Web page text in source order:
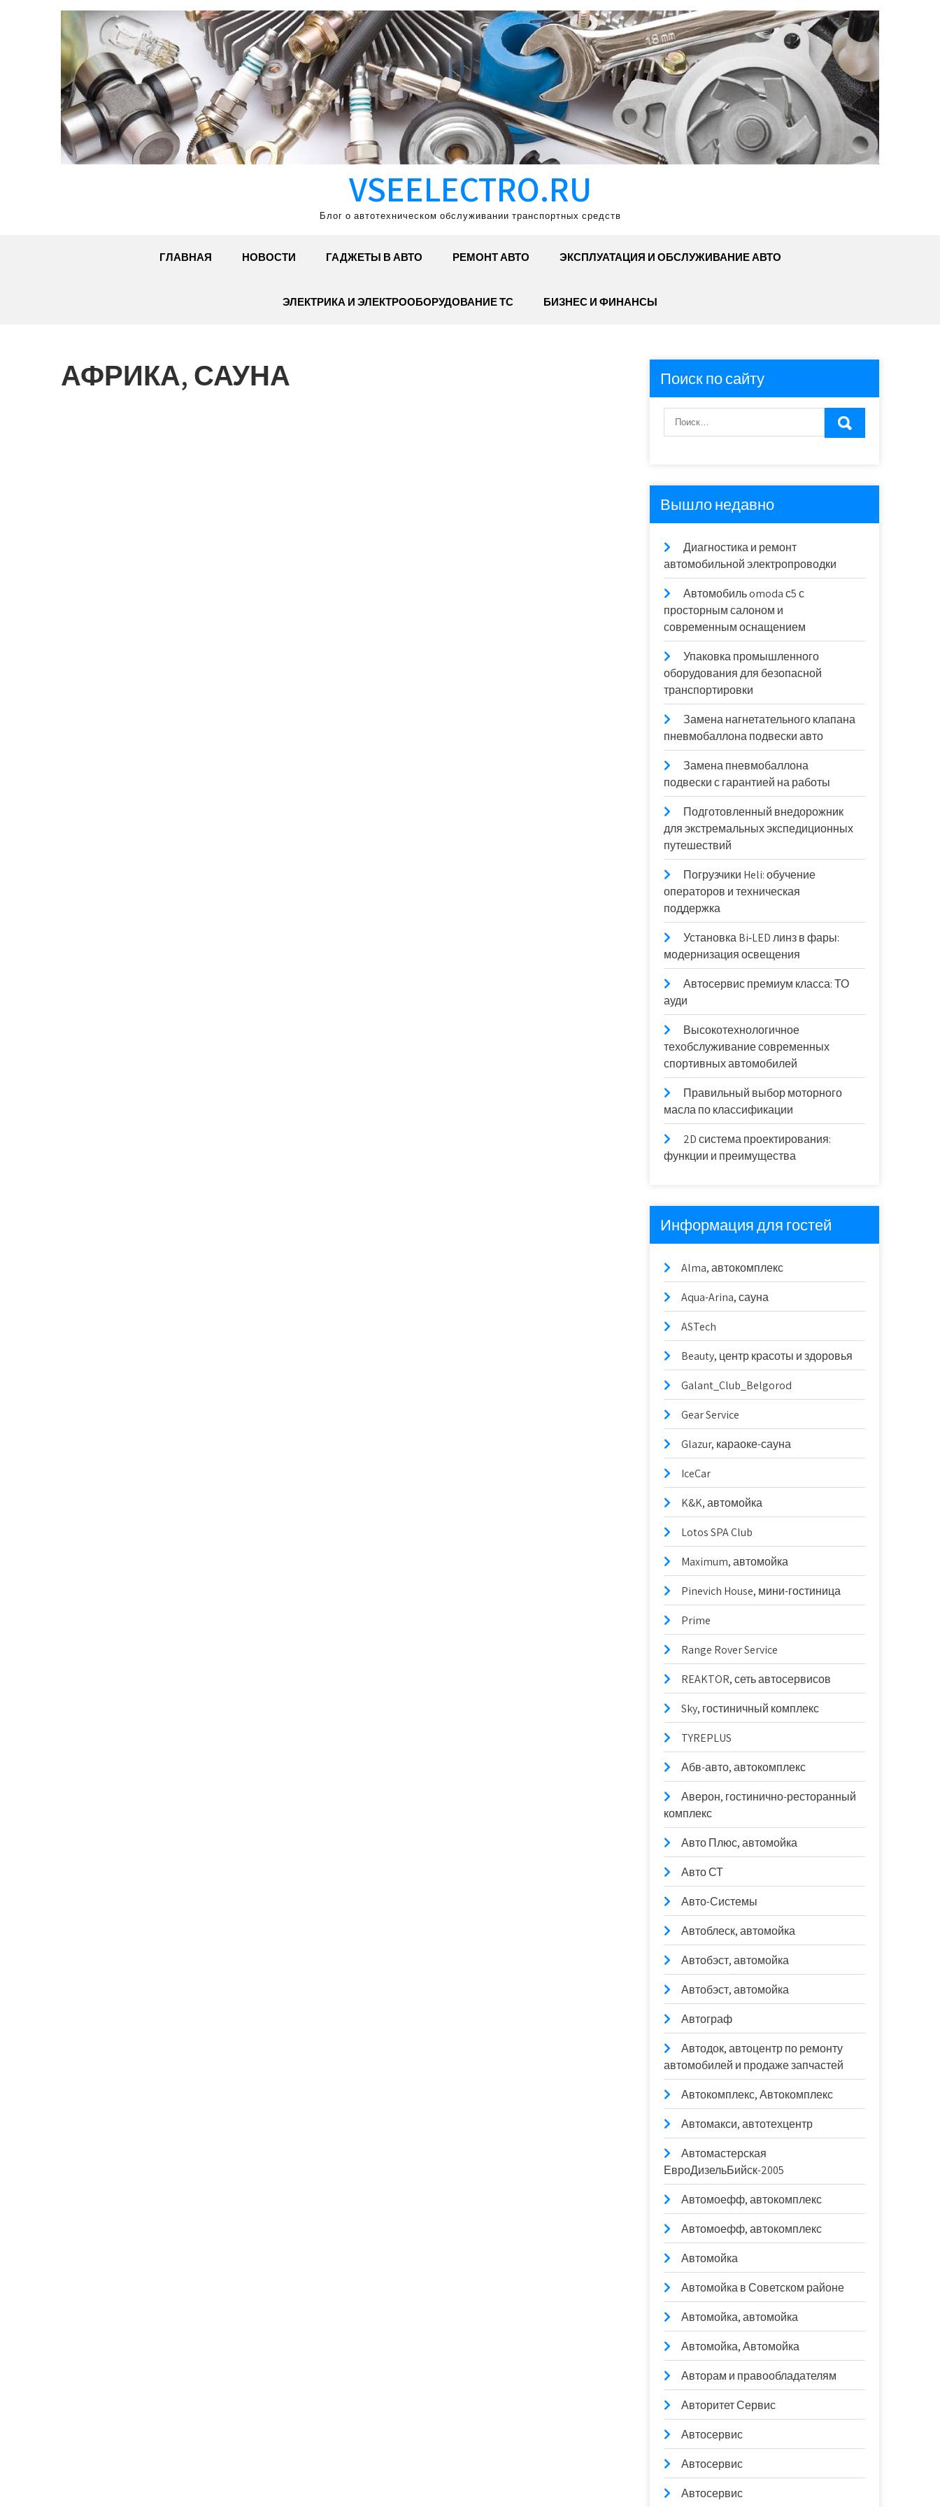
содержимому
VSEELECTRO.RU
Блог о автотехническом обслуживании транспортных средств
ГЛАВНАЯ НОВОСТИ ГАДЖЕТЫ В АВТО РЕМОНТ АВТО ЭКСПЛУАТАЦИЯ И ОБСЛУЖИВАНИЕ АВТО
ЭЛЕКТРИКА И ЭЛЕКТРООБОРУДОВАНИЕ ТС БИЗНЕС И ФИНАНСЫ
АФРИКА, САУНА Поиск по сайту
Вышло недавно
Диагностика и ремонт
автомобильной электропроводки
Автомобиль omoda с5 с
просторным салоном и
современным оснащением
Упаковка промышленного
оборудования для безопасной
транспортировки
Замена нагнетательного клапана
пневмобаллона подвески авто
Замена пневмобаллона
подвески с гарантией на работы
Подготовленный внедорожник
для экстремальных экспедиционных
путешествий
Погрузчики Heli: обучение
операторов и техническая
поддержка
Установка Bi‑LED линз в фары:
модернизация освещения
Автосервис премиум класса: ТО
ауди
Высокотехнологичное
техобслуживание современных
спортивных автомобилей
Правильный выбор моторного
масла по классификации
2D система проектирования:
функции и преимущества
Информация для гостей
Alma, автокомплекс
Aqua-Arina, сауна
ASTech
Beauty, центр красоты и здоровья
Galant_Club_Belgorod
Gear Service
Glazur, караоке-сауна
IceCar
K&K, автомойка
Lotos SPA Club
Maximum, автомойка
Pinevich House, мини-гостиница
Prime
Range Rover Service
REAKTOR, сеть автосервисов
Sky, гостиничный комплекс
TYREPLUS
Абв-авто, автокомплекс
Аверон, гостинично-ресторанный
комплекс
Авто Плюс, автомойка
Авто СТ
Авто-Системы
Автоблеск, автомойка
Автобэст, автомойка
Автобэст, автомойка
Автограф
Автодок, автоцентр по ремонту
автомобилей и продаже запчастей
Автокомплекс, Автокомплекс
Автомакси, автотехцентр
Автомастерская
ЕвроДизельБийск-2005
Автомоефф, автокомплекс
Автомоефф, автокомплекс
Автомойка
Автомойка в Советском районе
Автомойка, автомойка
Автомойка, Автомойка
Авторам и правообладателям
Авторитет Сервис
Автосервис
Автосервис
Автосервис